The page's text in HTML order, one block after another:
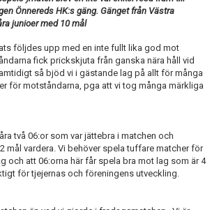
Önnereds HK:s gäng. Gänget från Västra
junioer med 10 mål
följdes upp med en inte fullt lika god mot
fick prickskjuta från ganska nära håll vid
så bjöd vi i gästande lag på allt för många
för motståndarna, pga att vi tog många märkliga
två 06:or som var jättebra i matchen och
mål vardera. Vi behöver spela tuffare matcher för
och att 06:orna här får spela bra mot lag som är 4
för tjejernas och föreningens utveckling.